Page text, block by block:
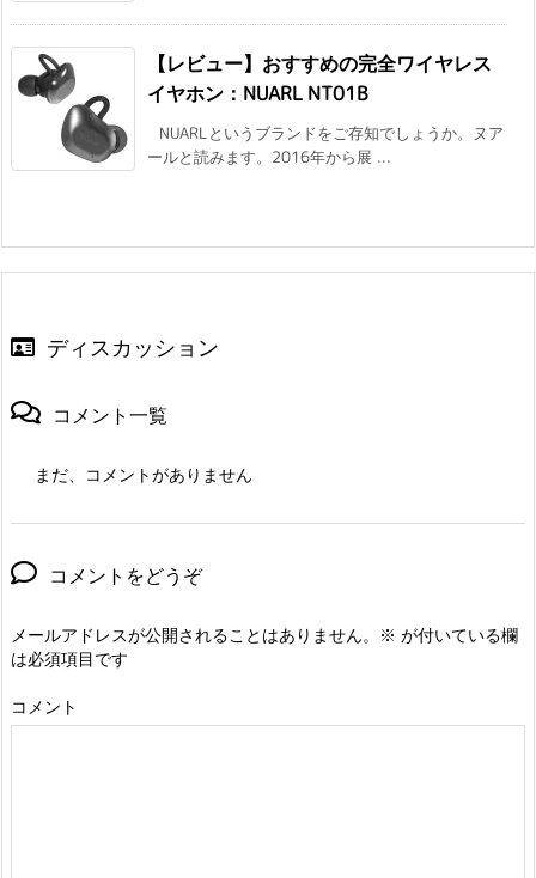
【レビュー】おすすめの完全ワイヤレス
イヤホン：NUARL NT01B
NUARLというブランドをご存知でしょうか。ヌア
ールと読みます。2016年から展 ...
ディスカッション
コメント一覧
まだ、コメントがありません
コメントをどうぞ
メールアドレスが公開されることはありません。 ※ が付いている欄
は必須項目です
コメント